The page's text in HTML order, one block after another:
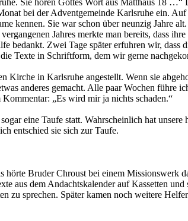
Sie hören Gottes Wort aus Matthäus 18
bei der Adventgemeinde Karlsruhe ein.
kennen. Sie war schon über neunzig Jahre
Jahres merkte man bereits, dass
bedankt. Zwei Tage später erfuhren wir,
Texte in Schriftform, dem wir gerne
in Karlsruhe angestellt. Wenn sie
anderes gemacht. Alle paar Wochen führe
„Es wird mir ja nichts schaden.“
eine Taufe statt. Wahrscheinlich hat
entschied sie sich zur Taufe.
Bruder Chroust bei einem Missionswerk
aus dem Andachtskalender auf Kassetten
zu sprechen. Später kamen noch weitere